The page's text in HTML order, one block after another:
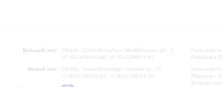
Большой зал:
191186, Санкт-Петербург, Михайловская ул., 2
+7 (812) 240-01-00, +7 (812) 240-01-80
Малый зал:
191011, Санкт-Петербург, Невский пр., 30
+7 (812) 240-01-00, +7 (812) 240-01-70
Часы
Перерыв с
Часы
Перерыв с
Вопросы